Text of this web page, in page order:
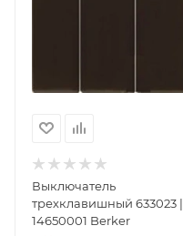
Выключатель
трехклавишный 633023 |
14650001 Berker